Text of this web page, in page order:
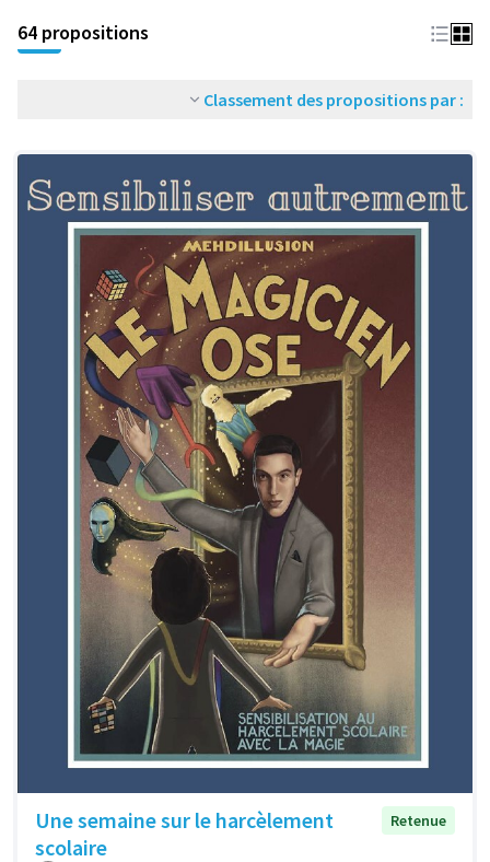
64 propositions
Classement des propositions par :
Une semaine sur le harcèlement
scolaire
Retenue